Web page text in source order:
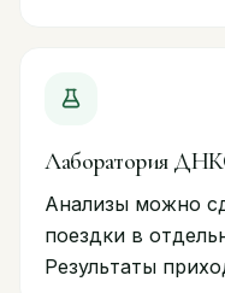
Лаборатория
Анализы можно
поездки в
Результаты